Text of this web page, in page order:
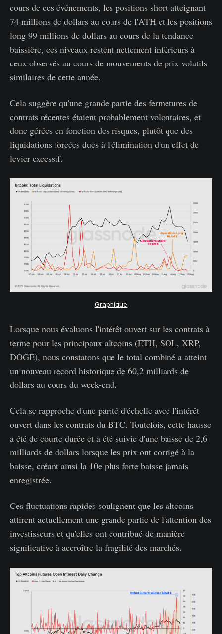
cours de ces événements, les positions short atteignant
74 millions de dollars au cours de l'ATH et les positions
long 99 millions de dollars au cours de la tendance
baissière, ces niveaux restent nettement inférieurs à
ceux observés au cours de mouvements de prix volatils
similaires de cette année.
Cela suggère qu'une grande partie des fermetures de
contrats récentes étaient probablement volontaires, et
donc gérées en fonction des risques, plutôt que des
liquidations forcées dues à l'élimination d'un effet de
levier excessif.
Graphique
Lorsque nous évaluons l'intérêt ouvert sur les contrats à
terme pour les principaux altcoins (ETH, SOL, XRP,
DOGE), nous constatons que le total combiné a atteint
un nouveau record historique de 60,2 milliards de
dollars au cours du week-end.
Cela se rapproche d'une parité d'échelle avec l'intérêt
ouvert dans les contrats du BTC. Toutefois, cette hausse
a été de courte durée et a été suivie d'une baisse de 2,6
milliards de dollars lorsque les prix ont corrigé à la
baisse, créant ainsi la 10e plus forte baisse jamais
enregistrée.
Ces fluctuations rapides soulignent que les altcoins
attirent actuellement une grande partie de l'attention des
investisseurs et qu'elles ont contribué de manière
significative à accroître la fragilité des marchés.